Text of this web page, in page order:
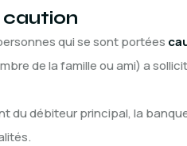
caution
qui se sont portées
de la famille ou ami) a
du débiteur principal, la